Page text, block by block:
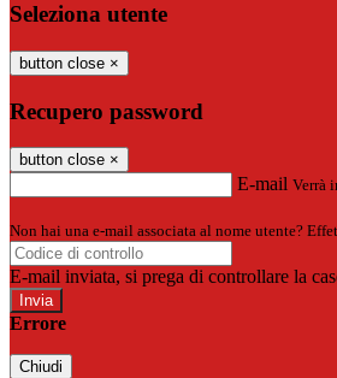
Seleziona utente
button close ×
Recupero password
button close ×
E-mail Verrà
Non hai una e-mail associata al nome utente?
E-mail inviata, si prega di controllare la
Errore
Chiudi